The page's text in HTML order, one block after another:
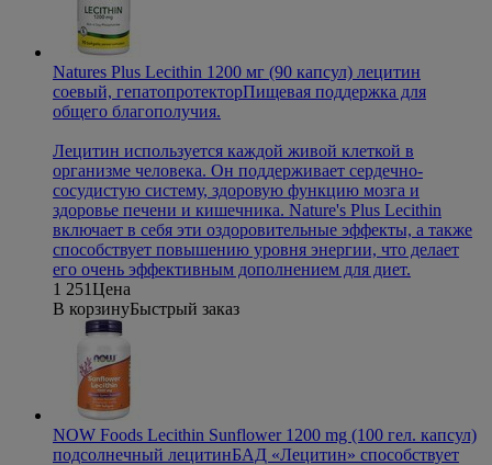
Natures Plus Lecithin 1200 мг (90 капсул) лецитин
соевый, гепатопротекторПищевая поддержка для
общего благополучия.
Лецитин используется каждой живой клеткой в
организме человека. Он поддерживает сердечно-
сосудистую систему, здоровую функцию мозга и
здоровье печени и кишечника. Nature's Plus Lecithin
включает в себя эти оздоровительные эффекты, а также
способствует повышению уровня энергии, что делает
его очень эффективным дополнением для диет.
1 251Цена
В корзинуБыстрый заказ
NOW Foods Lecithin Sunflower 1200 mg (100 гел. капсул)
подсолнечный лецитинБАД «Лецитин» способствует